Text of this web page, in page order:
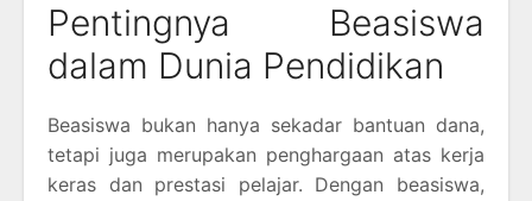
Pentingnya Beasiswa
dalam Dunia Pendidikan
Beasiswa bukan hanya sekadar bantuan dana,
tetapi juga merupakan penghargaan atas kerja
keras dan prestasi pelajar. Dengan beasiswa,